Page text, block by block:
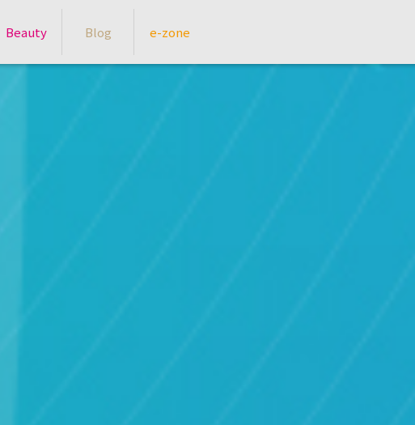
Beauty Blog e-zone